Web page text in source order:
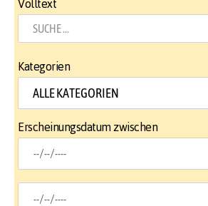
Volltext
Kategorien
Erscheinungsdatum zwischen